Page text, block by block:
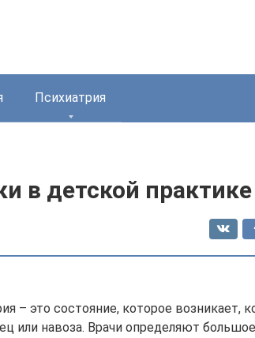
Психиатрия
в детской практике
– это состояние, которое возникает,
или навоза. Врачи определяют